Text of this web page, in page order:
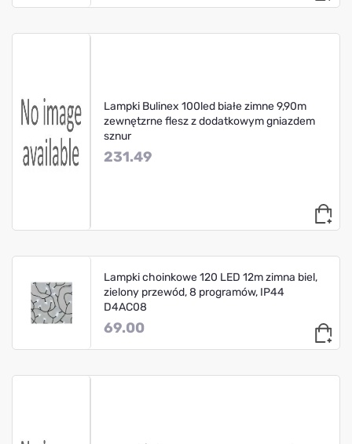
Lampki Bulinex 100led białe zimne 9,90m
zewnętzrne flesz z dodatkowym gniazdem
sznur
231.49
Lampki choinkowe 120 LED 12m zimna biel,
zielony przewód, 8 programów, IP44
D4AC08
69.00